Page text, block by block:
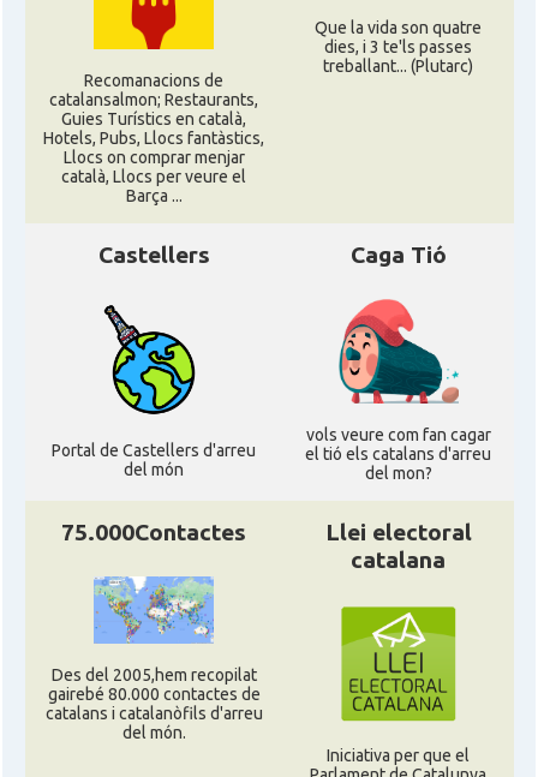
ACCIÓ Miami
Delegació
Delegació del Govern als Estats
Units i Canadà (New York)
Units i Canadà (Washington)
Consolat Consolat general a Boston
Consolat Consolat general a Chicago
Consolat Consolat general a Houston
Consolat Consolat general a Los Angeles
Consolat
Consolat Consolat general a New York City
Consolat
Recomanacions de
catalansalmon; Restaurants,
Guies Turístics en català,
Hotels, Pubs, Llocs fantàstics,
Llocs on comprar menjar
català, Llocs per veure el
Barça ...
Que la vida son quatre
dies, i 3 te'ls passes
treballant... (Plutarc)
Castellers
Portal de Castellers d'arreu
del món
Caga Tió
vols veure com fan cagar
el tió els catalans d'arreu
del mon?
75.000Contactes
Des del 2005,hem recopilat
gairebé 80.000 contactes de
catalans i catalanòfils d'arreu
del món.
Llei electoral
catalana
Iniciativa per que el